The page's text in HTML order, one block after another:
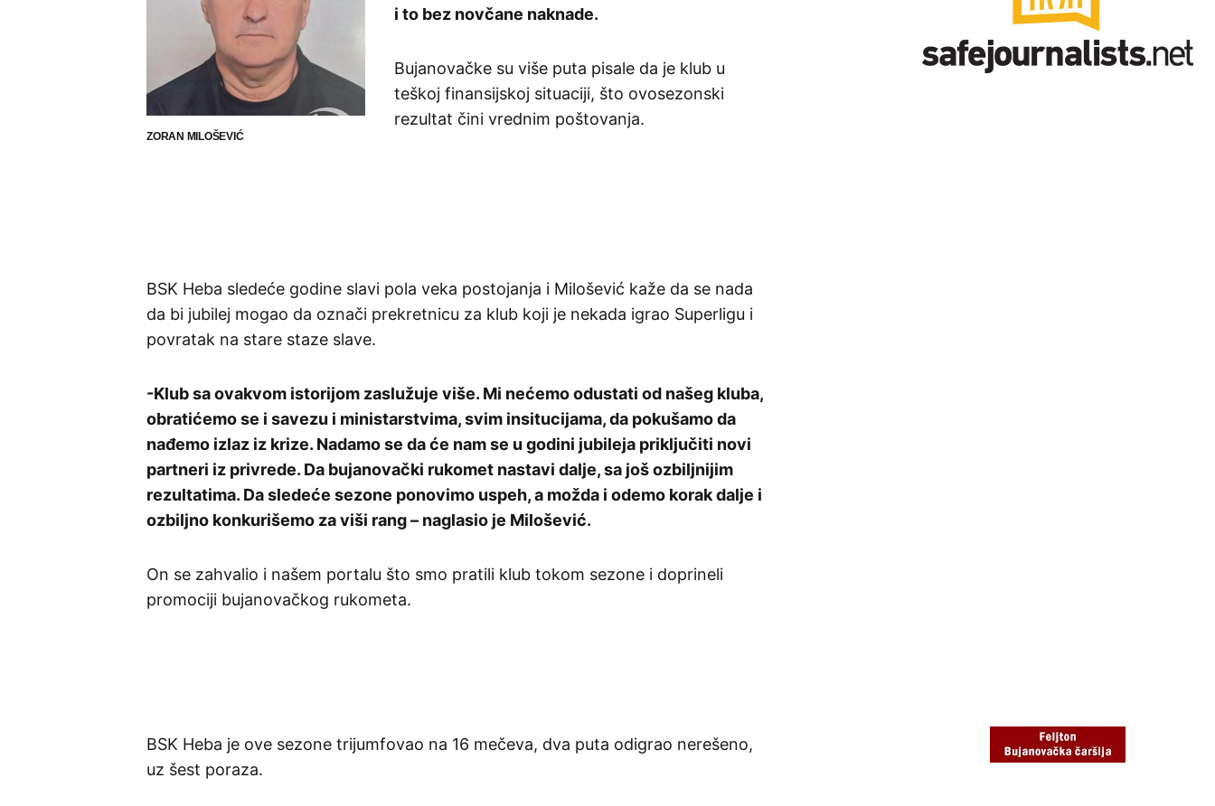
ZORAN MILOŠEVIĆ
i to bez novčane naknade.
Bujanovačke su više puta pisale da je klub u
teškoj finansijskoj situaciji, što ovosezonski
rezultat čini vrednim poštovanja.
BSK Heba sledeće godine slavi pola veka postojanja i Milošević kaže da se nada
da bi jubilej mogao da označi prekretnicu za klub koji je nekada igrao Superligu i
povratak na stare staze slave.
-Klub sa ovakvom istorijom zaslužuje više. Mi nećemo odustati od našeg kluba,
obratićemo se i savezu i ministarstvima, svim insitucijama, da pokušamo da
nađemo izlaz iz krize. Nadamo se da će nam se u godini jubileja priključiti novi
partneri iz privrede. Da bujanovački rukomet nastavi dalje, sa još ozbiljnijim
rezultatima. Da sledeće sezone ponovimo uspeh, a možda i odemo korak dalje i
ozbiljno konkurišemo za viši rang – naglasio je Milošević.
On se zahvalio i našem portalu što smo pratili klub tokom sezone i doprineli
promociji bujanovačkog rukometa.
BSK Heba je ove sezone trijumfovao na 16 mečeva, dva puta odigrao nerešeno,
uz šest poraza.